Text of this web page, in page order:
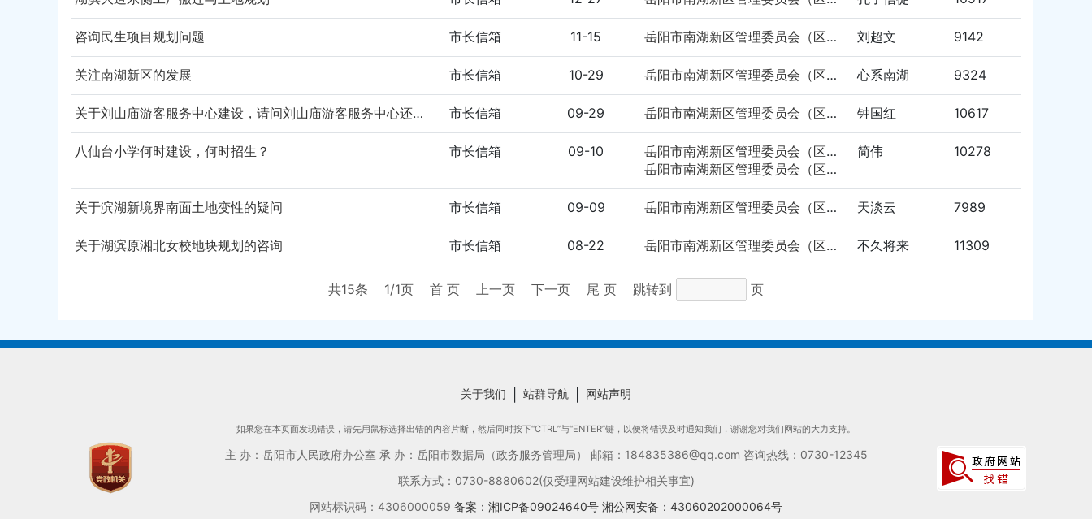
咨询民生项目规划问题 市长信箱 11-15 岳阳市南湖新区管理委员会（区自然资源局） 刘超文 9142
关注南湖新区的发展 市长信箱 10-29 岳阳市南湖新区管理委员会（区自然资源局） 心系南湖 9324
关于刘山庙游客服务中心建设，请问刘山庙游客服务中心还建不建？ 市长信箱 09-29 岳阳市南湖新区管理委员会（区自然资源局） 钟国红 10617
八仙台小学何时建设，何时招生？ 市长信箱 09-10
岳阳市南湖新区管理委员会（区自然资源局）
岳阳市南湖新区管理委员会（区教育体育科技局）
简伟 10278
关于滨湖新境界南面土地变性的疑问 市长信箱 09-09 岳阳市南湖新区管理委员会（区自然资源局） 天淡云 7989
关于湖滨原湘北女校地块规划的咨询 市长信箱 08-22 岳阳市南湖新区管理委员会（区自然资源局） 不久将来 11309
共15条 1/1页 首 页 上一页 下一页 尾 页 跳转到 页
关于我们 站群导航 网站声明
如果您在本页面发现错误，请先用鼠标选择出错的内容片断，然后同时按下“CTRL”与“ENTER”键，以便将错误及时通知我们，谢谢您对我们网站的大力支持。
主 办：岳阳市人民政府办公室 承 办：岳阳市数据局（政务服务管理局） 邮箱：184835386@qq.com 咨询热线：0730-12345
联系方式：0730-8880602(仅受理网站建设维护相关事宜)
网站标识码：4306000059 备案：湘ICP备09024640号 湘公网安备：43060202000064号